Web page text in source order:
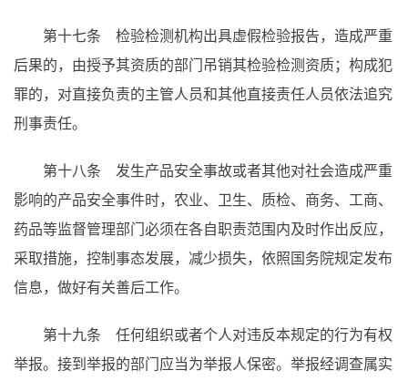
第十七条 检验检测机构出具虚假检验报告，造成严重
后果的，由授予其资质的部门吊销其检验检测资质；构成犯
罪的，对直接负责的主管人员和其他直接责任人员依法追究
刑事责任。
第十八条 发生产品安全事故或者其他对社会造成严重
影响的产品安全事件时，农业、卫生、质检、商务、工商、
药品等监督管理部门必须在各自职责范围内及时作出反应，
采取措施，控制事态发展，减少损失，依照国务院规定发布
信息，做好有关善后工作。
第十九条 任何组织或者个人对违反本规定的行为有权
举报。接到举报的部门应当为举报人保密。举报经调查属实